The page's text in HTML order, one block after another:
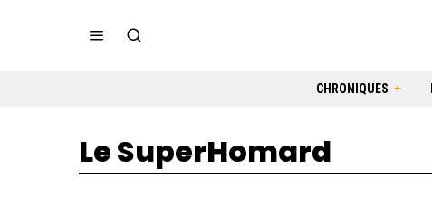
CHRONIQUES
Le SuperHomard